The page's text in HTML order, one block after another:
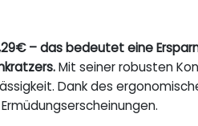
– das bedeutet eine
Mit seiner robusten
Dank des